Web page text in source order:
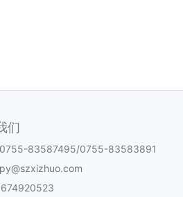
们
0755-83587495/0755-83583891